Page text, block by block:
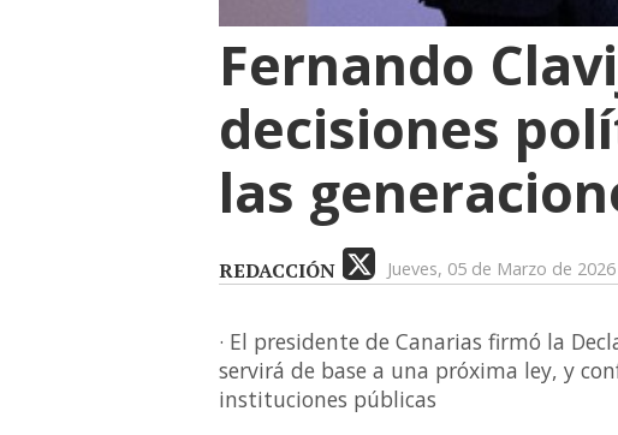
Fernando
decisiones
las
REDACCIÓN Jueves, 05 de Marzo de 2026
· El presidente de Canarias firmó la
servirá de base a una próxima ley, y
instituciones públicas